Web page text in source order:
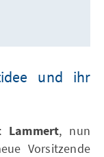
und ihr
Lammert, nun
Vorsitzende